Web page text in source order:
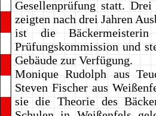
Gesellenprüfung statt.
zeigten nach drei Jahren
ist die
Prüfungskommission und
Gebäude zur Verfügung.
Monique Rudolph aus
Steven Fischer aus
sie die Theorie des